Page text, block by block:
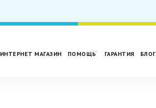
ИНТЕРНЕТ МАГАЗИН ПОМОЩЬ ГАРАНТИЯ БЛОГ